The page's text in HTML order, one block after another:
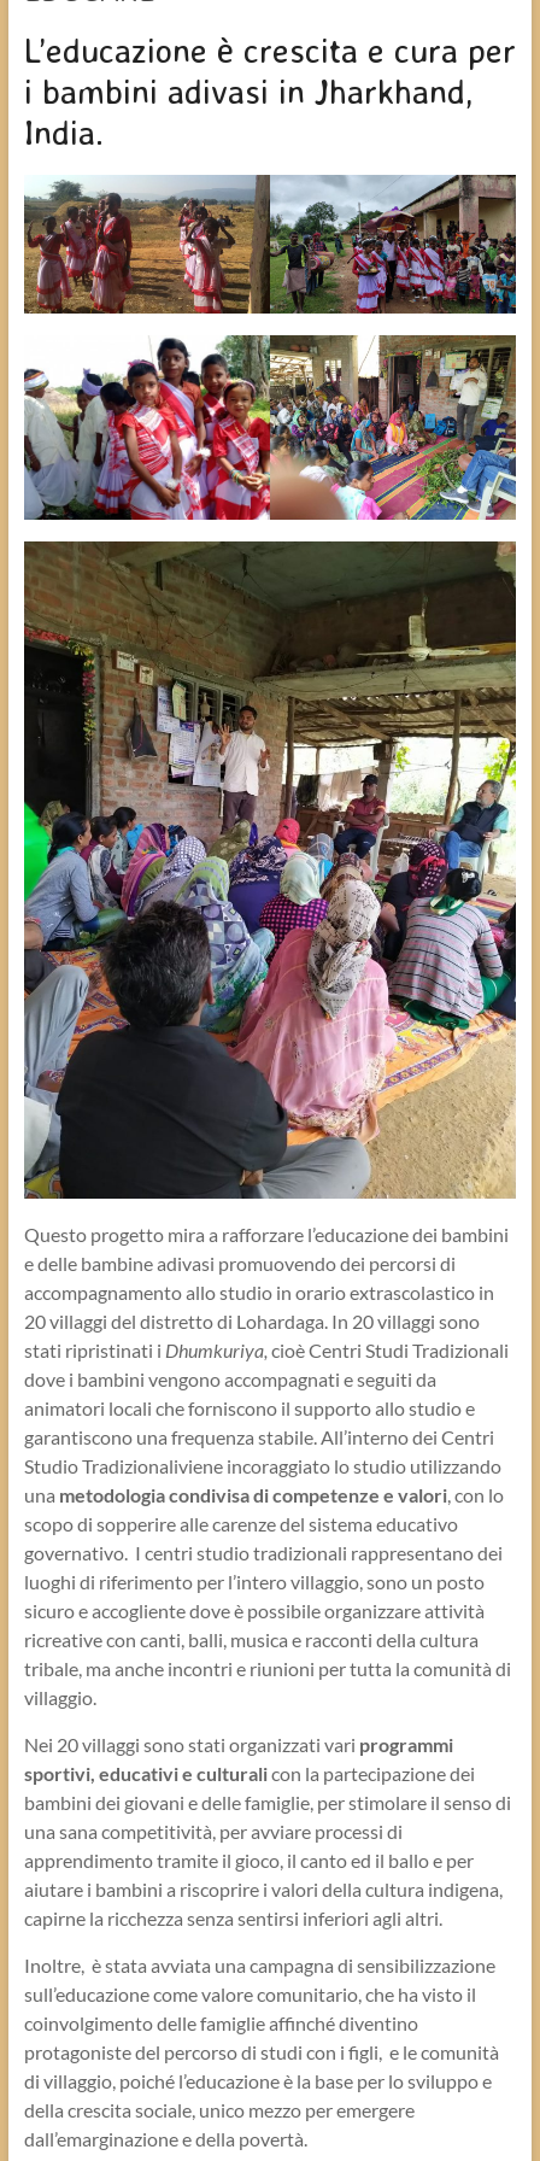
L’educazione è crescita e cura per
i bambini adivasi in Jharkhand,
India.
Questo progetto mira a rafforzare l’educazione dei bambini
e delle bambine adivasi promuovendo dei percorsi di
accompagnamento allo studio in orario extrascolastico in
20 villaggi del distretto di Lohardaga. In 20 villaggi sono
stati ripristinati i Dhumkuriya, cioè Centri Studi Tradizionali
dove i bambini vengono accompagnati e seguiti da
animatori locali che forniscono il supporto allo studio e
garantiscono una frequenza stabile. All’interno dei Centri
Studio Tradizionaliviene incoraggiato lo studio utilizzando
una metodologia condivisa di competenze e valori, con lo
scopo di sopperire alle carenze del sistema educativo
governativo. I centri studio tradizionali rappresentano dei
luoghi di riferimento per l’intero villaggio, sono un posto
sicuro e accogliente dove è possibile organizzare attività
ricreative con canti, balli, musica e racconti della cultura
tribale, ma anche incontri e riunioni per tutta la comunità di
villaggio.
Nei 20 villaggi sono stati organizzati vari programmi
sportivi, educativi e culturalicon la partecipazione dei
bambini dei giovani e delle famiglie, per stimolare il senso di
una sana competitività, per avviare processi di
apprendimento tramite il gioco, il canto ed il ballo e per
aiutare i bambini a riscoprire i valori della cultura indigena,
capirne la ricchezza senza sentirsi inferiori agli altri.
Inoltre, è stata avviata una campagna di sensibilizzazione
sull’educazione come valore comunitario, che ha visto il
coinvolgimento delle famiglie affinché diventino
protagoniste del percorso di studi con i figli, e le comunità
di villaggio, poiché l’educazione è la base per lo sviluppo e
della crescita sociale, unico mezzo per emergere
dall’emarginazione e della povertà.